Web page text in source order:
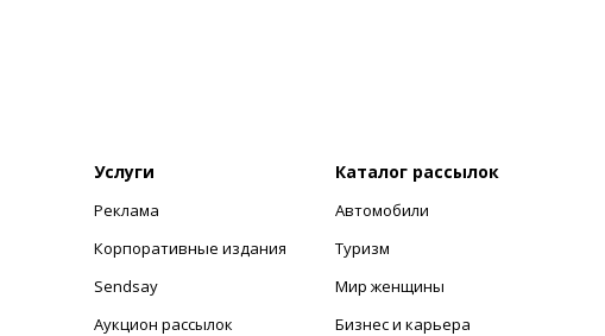
Услуги
Реклама
Корпоративные издания
Sendsay
Аукцион рассылок
Каталог рассылок
Автомобили
Туризм
Мир женщины
Бизнес и карьера